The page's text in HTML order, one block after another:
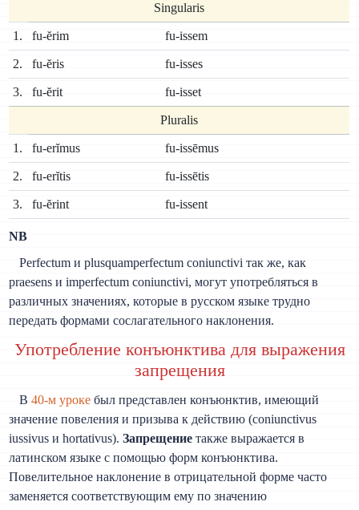
Singularis
1. fu-ĕrim fu-issem
2. fu-ĕris fu-isses
3. fu-ĕrit fu-isset
Pluralis
1. fu-erĭmus fu-issēmus
2. fu-erĭtis fu-issētis
3. fu-ĕrint fu-issent
NB
Perfectum и plusquamperfectum coniunctivi так же, как
praesens и imperfectum coniunctivi, могут употребляться в
различных значениях, которые в русском языке трудно
передать формами сослагательного наклонения.
Употребление конъюнктива для выражения
запрещения
В 40-м уроке был представлен конъюнктив, имеющий
значение повеления и призыва к действию (coniunctivus
iussivus и hortativus).Запрещение также выражается в
латинском языке с помощью форм конъюнктива.
Повелительное наклонение в отрицательной форме часто
заменяется соответствующим ему по значению